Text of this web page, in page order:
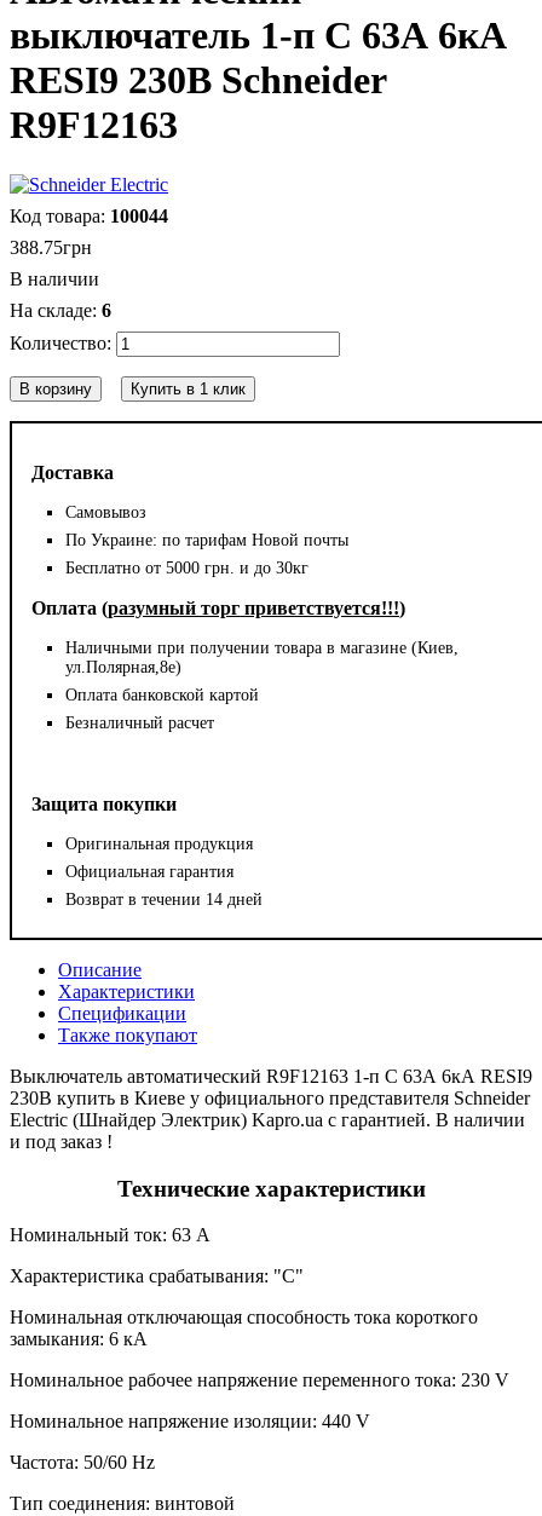
выключатель 1-п С 63А 6кА
RESI9 230В Schneider
R9F12163
Доставка
Самовывоз
По Украине: по тарифам Новой почты
Бесплатно от 5000 грн. и до 30кг
Оплата (разумный торг приветствуется!!!)
Наличными при получении товара в магазине (Киев,
ул.Полярная,8е)
Оплата банковской картой
Безналичный расчет
Защита покупки
Оригинальная продукция
Официальная гарантия
Возврат в течении 14 дней
100044
388.75грн
В наличии
6
В корзину Купить в 1 клик
Описание
Характеристики
Спецификации
Также покупают
Выключатель автоматический R9F12163 1-п С 63А 6кА RESI9
230В купить в Киеве у официального представителя Schneider
Electric (Шнайдер Электрик) Kapro.ua с гарантией. В наличии
и под заказ !
Технические характеристики
Номинальный ток: 63 А
Характеристика срабатывания: "C"
Номинальная отключающая способность тока короткого
замыкания: 6 кА
Номинальное рабочее напряжение переменного тока: 230 V
Номинальное напряжение изоляции: 440 V
Частота: 50/60 Hz
Тип соединения: винтовой